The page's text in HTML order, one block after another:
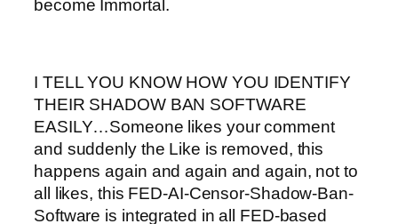
become Immortal.
I TELL YOU KNOW HOW YOU IDENTIFY
THEIR SHADOW BAN SOFTWARE
EASILY…Someone likes your comment
and suddenly the Like is removed, this
happens again and again and again, not to
all likes, this FED-AI-Censor-Shadow-Ban-
Software is integrated in all FED-based